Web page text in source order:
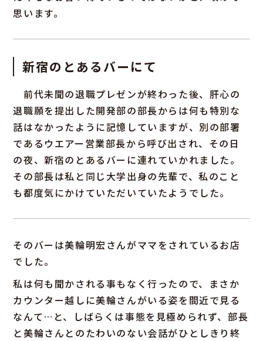
思います。
新宿のとあるバーにて
前代未聞の退職プレゼンが終わった後、肝心の
退職願を提出した開発部の部長からは何も特別な
話はなかったように記憶していますが、別の部署
であるウエアー営業部長から呼び出され、その日
の夜、新宿のとあるバーに連れていかれました。
その部長は私と同じ大学出身の先輩で、私のこと
も都度気にかけていただいていたようでした。
そのバーは美輪明宏さんがママをされているお店
でした。
私は何も聞かされる事もなく行ったので、まさか
カウンター越しに美輪さんがいる姿を間近で見る
なんて…と、しばらくは事態を見極められず、部長
と美輪さんとのたわいのない会話がひとしきり終